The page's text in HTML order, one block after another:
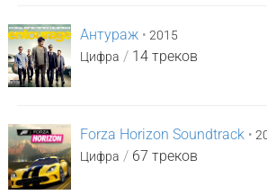
Антураж • 2015
Цифра / 14 треков
Forza Horizon Soundtrack •
Цифра / 67 треков